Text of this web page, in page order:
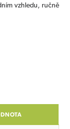
vzhledu, ručně